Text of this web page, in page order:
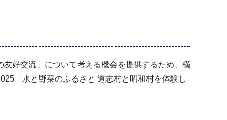
好交流」について考える機会を提供するため、横
「水と野菜のふるさと 道志村と昭和村を体験し